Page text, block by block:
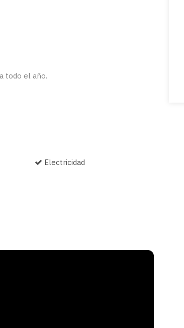
todo el año.
Electricidad